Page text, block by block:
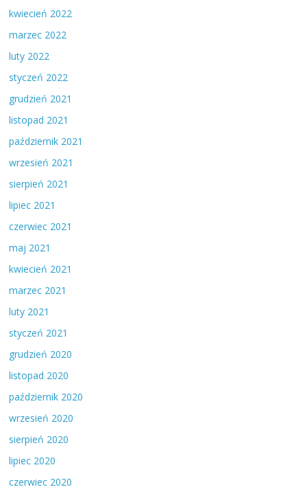
kwiecień 2022
marzec 2022
luty 2022
styczeń 2022
grudzień 2021
listopad 2021
październik 2021
wrzesień 2021
sierpień 2021
lipiec 2021
czerwiec 2021
maj 2021
kwiecień 2021
marzec 2021
luty 2021
styczeń 2021
grudzień 2020
listopad 2020
październik 2020
wrzesień 2020
sierpień 2020
lipiec 2020
czerwiec 2020